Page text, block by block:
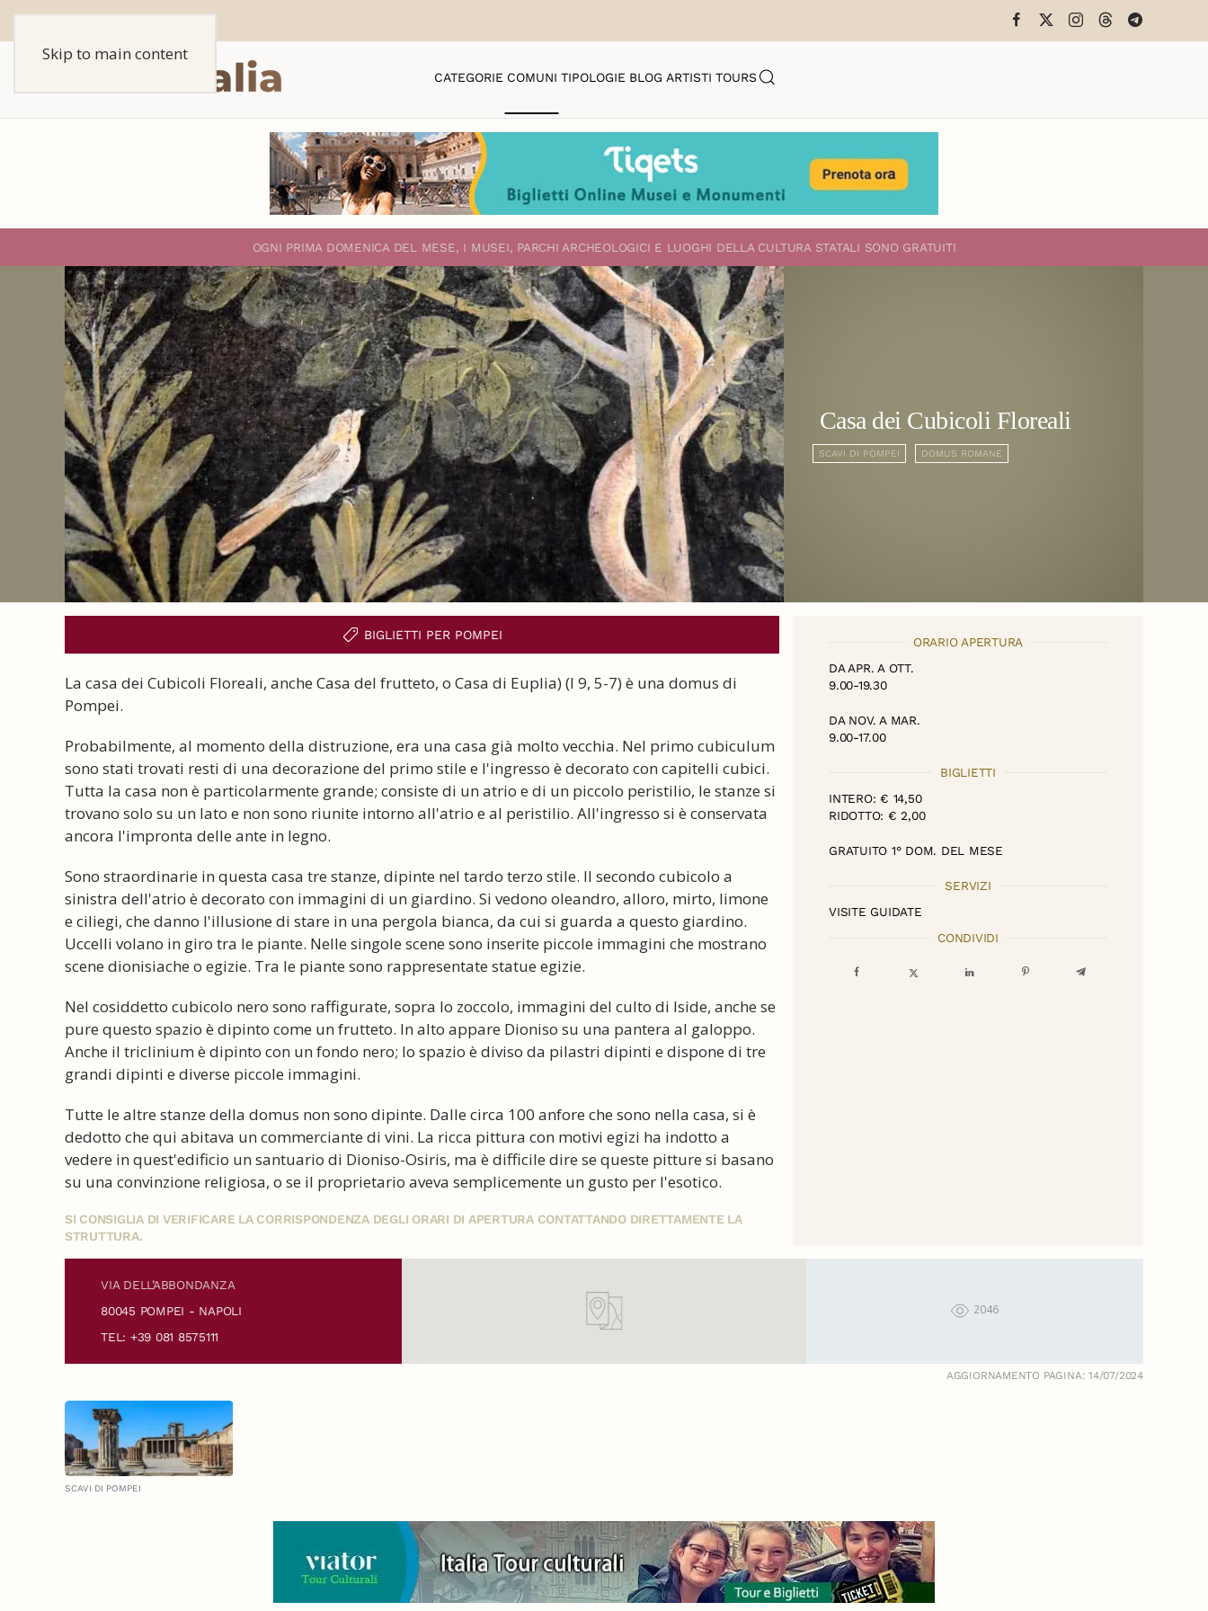
Skip to main content
CATEGORIE COMUNI TIPOLOGIE BLOG ARTISTI TOURS
OGNI PRIMA DOMENICA DEL MESE, I MUSEI, PARCHI ARCHEOLOGICI E LUOGHI DELLA CULTURA STATALI SONO GRATUITI
Casa dei Cubicoli Floreali
SCAVI DI POMPEI DOMUS ROMANE
BIGLIETTI PER POMPEI
La casa dei Cubicoli Floreali, anche Casa del frutteto, o Casa di Euplia) (I 9, 5-7) è una domus di
Pompei.
Probabilmente, al momento della distruzione, era una casa già molto vecchia. Nel primo cubiculum
sono stati trovati resti di una decorazione del primo stile e l'ingresso è decorato con capitelli cubici.
Tutta la casa non è particolarmente grande; consiste di un atrio e di un piccolo peristilio, le stanze si
trovano solo su un lato e non sono riunite intorno all'atrio e al peristilio. All'ingresso si è conservata
ancora l'impronta delle ante in legno.
Sono straordinarie in questa casa tre stanze, dipinte nel tardo terzo stile. Il secondo cubicolo a
sinistra dell'atrio è decorato con immagini di un giardino. Si vedono oleandro, alloro, mirto, limone
e ciliegi, che danno l'illusione di stare in una pergola bianca, da cui si guarda a questo giardino.
Uccelli volano in giro tra le piante. Nelle singole scene sono inserite piccole immagini che mostrano
scene dionisiache o egizie. Tra le piante sono rappresentate statue egizie.
Nel cosiddetto cubicolo nero sono raffigurate, sopra lo zoccolo, immagini del culto di Iside, anche se
pure questo spazio è dipinto come un frutteto. In alto appare Dioniso su una pantera al galoppo.
Anche il triclinium è dipinto con un fondo nero; lo spazio è diviso da pilastri dipinti e dispone di tre
grandi dipinti e diverse piccole immagini.
Tutte le altre stanze della domus non sono dipinte. Dalle circa 100 anfore che sono nella casa, si è
dedotto che qui abitava un commerciante di vini. La ricca pittura con motivi egizi ha indotto a
vedere in quest'edificio un santuario di Dioniso-Osiris, ma è difficile dire se queste pitture si basano
su una convinzione religiosa, o se il proprietario aveva semplicemente un gusto per l'esotico.
SI CONSIGLIA DI VERIFICARE LA CORRISPONDENZA DEGLI ORARI DI APERTURA CONTATTANDO DIRETTAMENTE LA
STRUTTURA.
ORARIO APERTURA
DA APR. A OTT.
9.00-19.30
DA NOV. A MAR.
9.00-17.00
BIGLIETTI
INTERO: € 14,50
RIDOTTO: € 2,00
GRATUITO 1° DOM. DEL MESE
SERVIZI
VISITE GUIDATE
CONDIVIDI
VIA DELL’ABBONDANZA
80045 POMPEI - NAPOLI
TEL: +39 081 8575111
2046
AGGIORNAMENTO PAGINA: 14/07/2024
SCAVI DI POMPEI